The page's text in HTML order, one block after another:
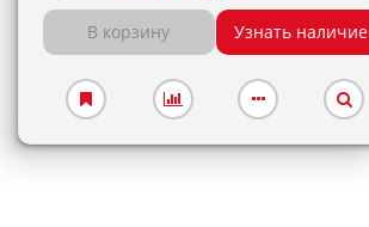
В корзину Узнать наличие